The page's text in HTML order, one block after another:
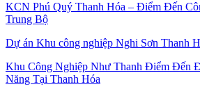
KCN Phú Quý Thanh Hóa – Điểm Đến
Trung Bộ
Dự án Khu công nghiệp Nghi Sơn Thanh
Khu Công Nghiệp Như Thanh Điểm Đến
Năng Tại Thanh Hóa